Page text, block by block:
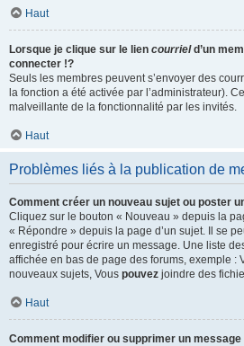
Haut
Lorsque je clique sur le lien courrield’un
connecter !?
Seuls les membres peuvent s’envoyer des
la fonction a été activée par l’administrateur).
malveillante de la fonctionnalité par les invités.
Haut
Problèmes liés à la publication de
Comment créer un nouveau sujet ou poster
Cliquez sur le bouton « Nouveau » depuis la
« Répondre » depuis la page d’un sujet. Il se
enregistré pour écrire un message. Une liste
affichée en bas de page des forums, exemple :
nouveaux sujets, Vous pouvez joindre des
Haut
Comment modifier ou supprimer un message